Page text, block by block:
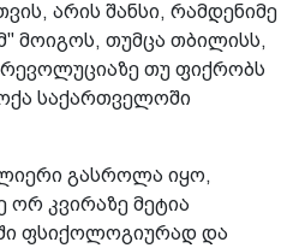
არის შანსი, რამდენიმე
მოიგოს, თუმცა თბილისს,
თუ ფიქრობს
საქართველოში
გასროლა იყო,
ორ კვირაზე მეტია
ფსიქოლოგიურად და